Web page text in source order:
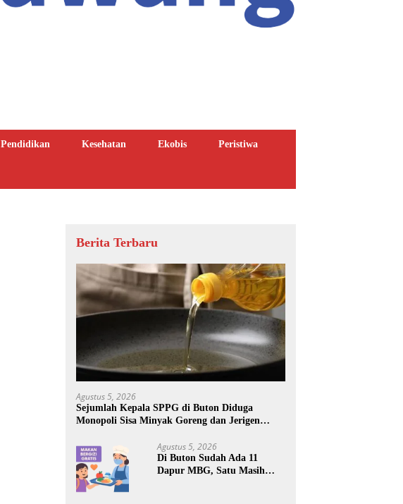
Pendidikan Kesehatan Ekobis Peristiwa
Berita Terbaru
Agustus 5, 2026
Sejumlah Kepala SPPG di Buton Diduga
Monopoli Sisa Minyak Goreng dan Jerigen
Agustus 5, 2026
Di Buton Sudah Ada 11
Dapur MBG, Satu Masih